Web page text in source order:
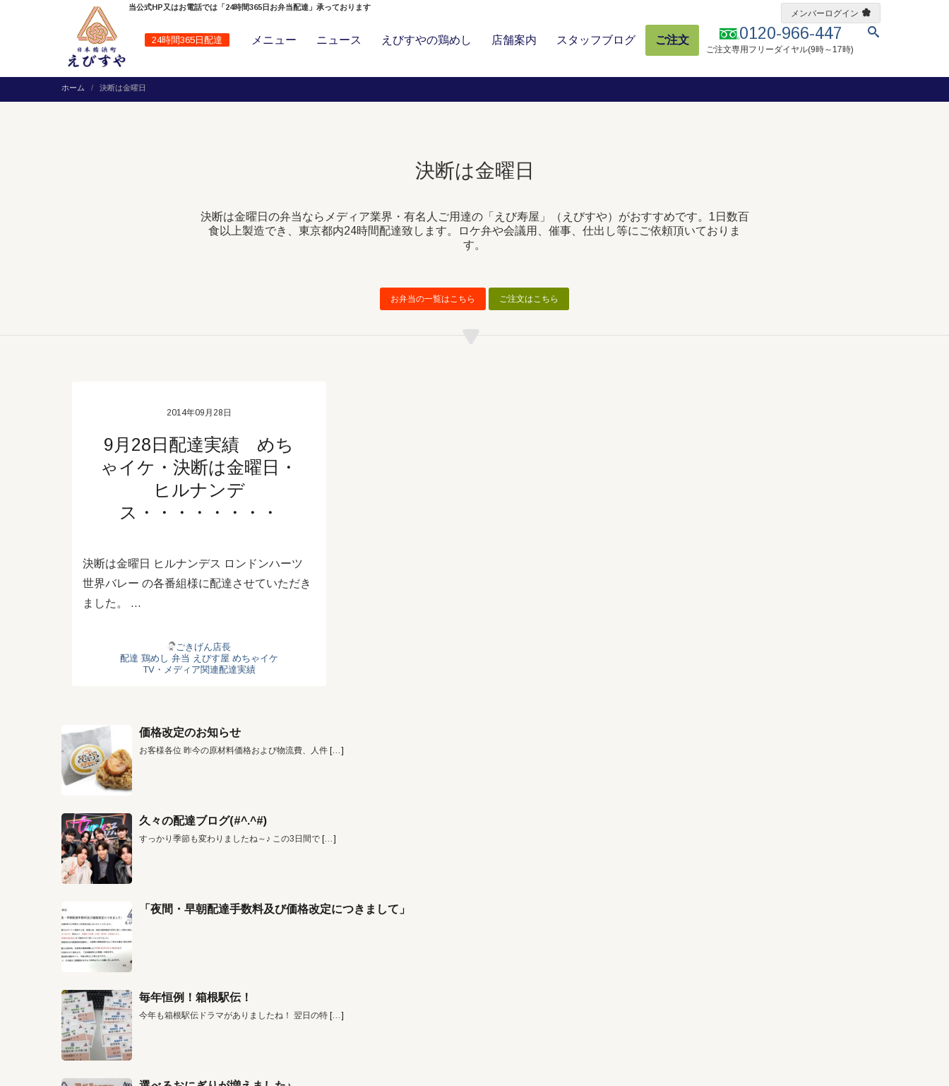
24時間365日配達 0120-966-447
ご注文専用フリーダイヤル(9時～17時)
メニュー ニュース えびすやの鶏めし 店舗案内 スタッフブログ ご注文
当公式HP又はお電話では「24時間365日お弁当配達」承っております
メンバーログイン
ホーム 決断は金曜日
決断は金曜日
決断は金曜日の弁当ならメディア業界・有名人ご用達の「えび寿屋」（えびすや）がおすすめです。1日数百
食以上製造でき、東京都内24時間配達致します。ロケ弁や会議用、催事、仕出し等にご依頼頂いておりま
す。
お弁当の一覧はこちら ご注文はこちら
2014年09月28日
9月28日配達実績 めち
ゃイケ・決断は金曜日・
ヒルナンデ
ス・・・・・・・・
決断は金曜日 ヒルナンデス ロンドンハーツ
世界バレー の各番組様に配達させていただき
ました。 …
ごきげん店長
配達 鶏めし 弁当 えびす屋 めちゃイケ
TV・メディア関連配達実績
価格改定のお知らせ
お客様各位 昨今の原材料価格および物流費、人件 […]
久々の配達ブログ(#^.^#)
すっかり季節も変わりましたね～♪ この3日間で […]
「夜間・早朝配達手数料及び価格改定につきまして」
毎年恒例！箱根駅伝！
今年も箱根駅伝ドラマがありましたね！ 翌日の特 […]